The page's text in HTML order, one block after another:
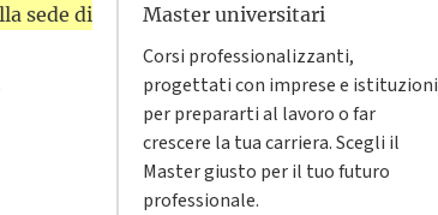
sede di
Master universitari
Corsi professionalizzanti,
progettati con imprese e istituzioni
per prepararti al lavoro o far
crescere la tua carriera. Scegli il
Master giusto per il tuo futuro
professionale.